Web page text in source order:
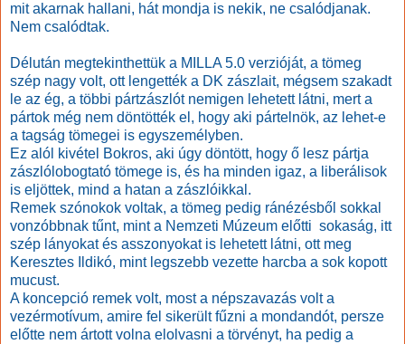
mit akarnak hallani, hát mondja is nekik, ne csalódjanak.
Nem csalódtak.
Délután megtekinthettük a MILLA 5.0 verzióját, a tömeg
szép nagy volt, ott lengették a DK zászlait, mégsem szakadt
le az ég, a többi pártzászlót nemigen lehetett látni, mert a
pártok még nem döntötték el, hogy aki pártelnök, az lehet-e
a tagság tömegei is egyszemélyben.
Ez alól kivétel Bokros, aki úgy döntött, hogy ő lesz pártja
zászlólobogtató tömege is, és ha minden igaz, a liberálisok
is eljöttek, mind a hatan a zászlóikkal.
Remek szónokok voltak, a tömeg pedig ránézésből sokkal
vonzóbbnak tűnt, mint a Nemzeti Múzeum előtti sokaság, itt
szép lányokat és asszonyokat is lehetett látni, ott meg
Keresztes Ildikó, mint legszebb vezette harcba a sok kopott
mucust.
A koncepció remek volt, most a népszavazás volt a
vezérmotívum, amire fel sikerült fűzni a mondandót, persze
előtte nem ártott volna elolvasni a törvényt, ha pedig a